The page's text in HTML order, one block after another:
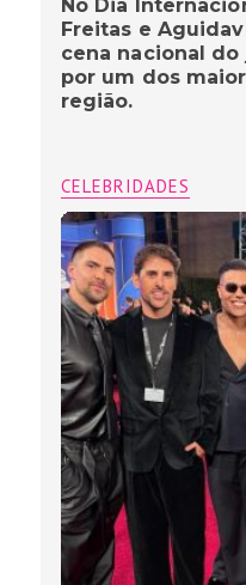
No Dia
Freitas e
cena nacional
por um dos
região.
CELEBRIDADES